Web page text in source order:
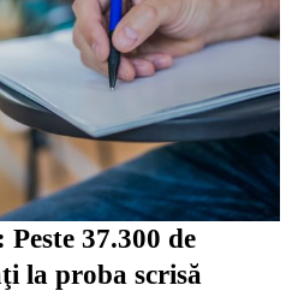
37.300 de
la proba scrisă